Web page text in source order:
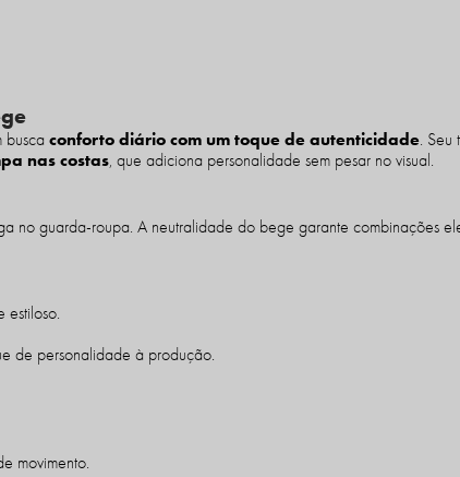
buscaconforto diário com um toque de autenticidade. Seu
nas costas, que adiciona personalidade sem pesar no visual.
no guarda-roupa. A neutralidade do bege garante combinações
estiloso.
de personalidade à produção.
movimento.